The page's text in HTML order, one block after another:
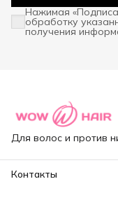
Нажимая
обработку
получения
Для волос и против
Контакты